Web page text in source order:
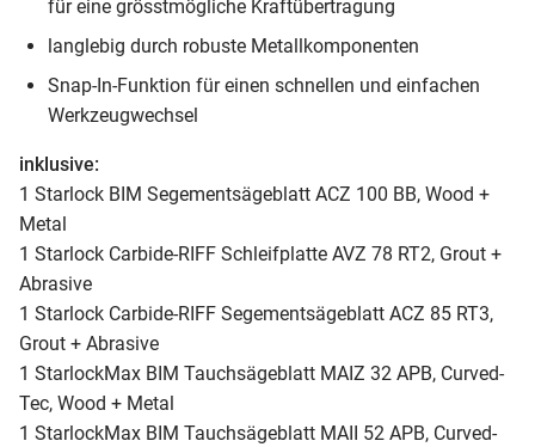
für eine grösstmögliche Kraftübertragung
langlebig durch robuste Metallkomponenten
Snap-In-Funktion für einen schnellen und einfachen
Werkzeugwechsel
inklusive:
1 Starlock BIM Segementsägeblatt ACZ 100 BB, Wood +
Metal
1 Starlock Carbide-RIFF Schleifplatte AVZ 78 RT2, Grout +
Abrasive
1 Starlock Carbide-RIFF Segementsägeblatt ACZ 85 RT3,
Grout + Abrasive
1 StarlockMax BIM Tauchsägeblatt MAIZ 32 APB, Curved-
Tec, Wood + Metal
1 StarlockMax BIM Tauchsägeblatt MAII 52 APB, Curved-